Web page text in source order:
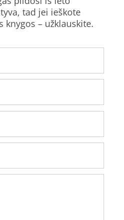
tad jei ieškote
knygos – užklauskite.